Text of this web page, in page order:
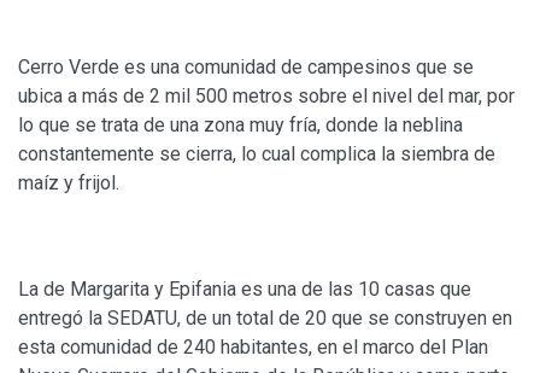
Cerro Verde es una comunidad de campesinos que se
ubica a más de 2 mil 500 metros sobre el nivel del mar, por
lo que se trata de una zona muy fría, donde la neblina
constantemente se cierra, lo cual complica la siembra de
maíz y frijol.
La de Margarita y Epifania es una de las 10 casas que
entregó la SEDATU, de un total de 20 que se construyen en
esta comunidad de 240 habitantes, en el marco del Plan